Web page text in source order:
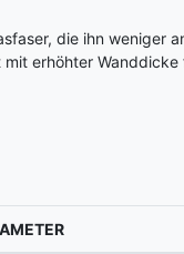
die ihn weniger
erhöhter